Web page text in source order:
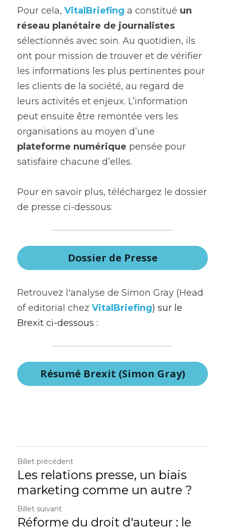
Pour cela, VitalBriefing a constitué un
réseau planétaire de journalistes
sélectionnés avec soin. Au quotidien, ils
ont pour mission de trouver et de vérifier
les informations les plus pertinentes pour
les clients de la société, au regard de
leurs activités et enjeux. L’information
peut ensuite être remontée vers les
plateforme numérique pensée pour
satisfaire chacune d’elles.
Pour en savoir plus, téléchargez le dossier
de presse ci-dessous:
Dossier de Presse
Retrouvez l'analyse de Simon Gray (Head
of editorial chez VitalBriefing) sur le
Brexit ci-dessous :
Résumé Brexit (Simon Gray)
Billet précédent
Les relations presse, un biais
marketing comme un autre ?
Billet suivant
Réforme du droit d'auteur : le